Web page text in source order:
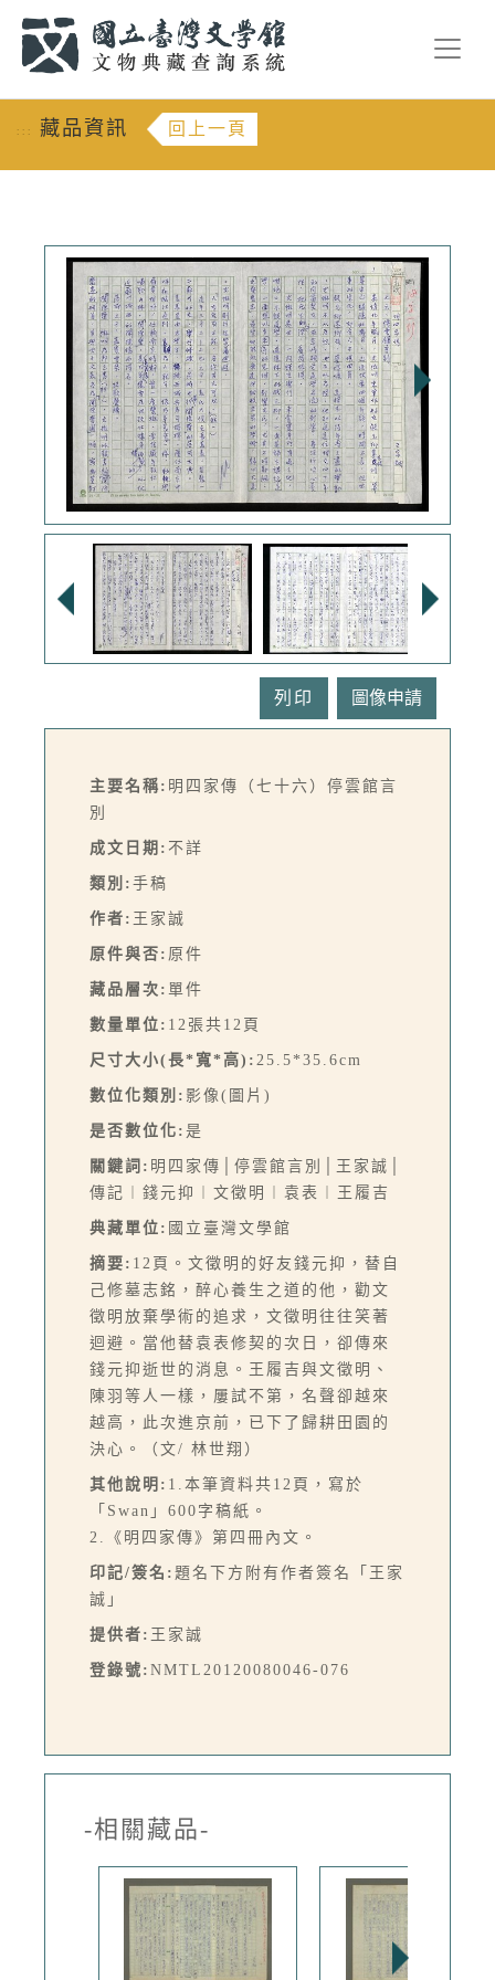
::: 藏品資訊 回上一頁
列印
主要名稱: 明四家傳（七十六）停雲館言
別
成文日期: 不詳
類別: 手稿
作者: 王家誠
原件與否: 原件
藏品層次: 單件
數量單位: 12張共12頁
尺寸大小(長*寬*高): 25.5*35.6cm
數位化類別: 影像(圖片)
是否數位化: 是
關鍵詞: 明四家傳│停雲館言別│王家誠│
傳記︱錢元抑︱文徵明︱袁表︱王履吉
典藏單位: 國立臺灣文學館
摘要: 12頁。文徵明的好友錢元抑，替自
己修墓志銘，醉心養生之道的他，勸文
徵明放棄學術的追求，文徵明往往笑著
迴避。當他替袁表修契的次日，卻傳來
錢元抑逝世的消息。王履吉與文徵明、
陳羽等人一樣，屢試不第，名聲卻越來
越高，此次進京前，已下了歸耕田園的
決心。（文/ 林世翔）
其他說明: 1.本筆資料共12頁，寫於
「Swan」600字稿紙。
2.《明四家傳》第四冊內文。
印記/簽名: 題名下方附有作者簽名「王家
誠」
提供者: 王家誠
登錄號: NMTL20120080046-076
-相關藏品-